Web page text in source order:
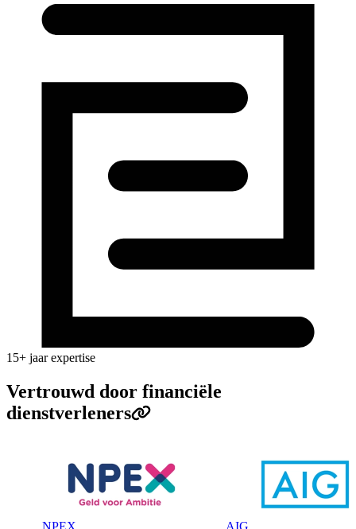
15+ jaar expertise
Vertrouwd door financiële
dienstverleners
NPEX AIG